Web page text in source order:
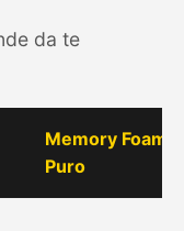
da te
Memory Foam
Puro